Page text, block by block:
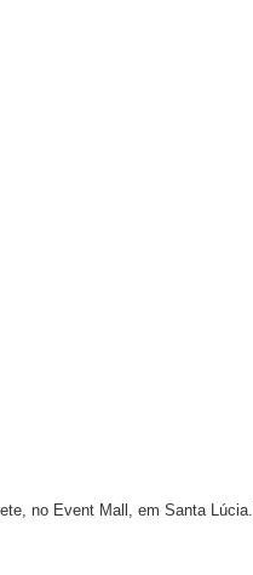
no Event Mall, em Santa Lúcia.